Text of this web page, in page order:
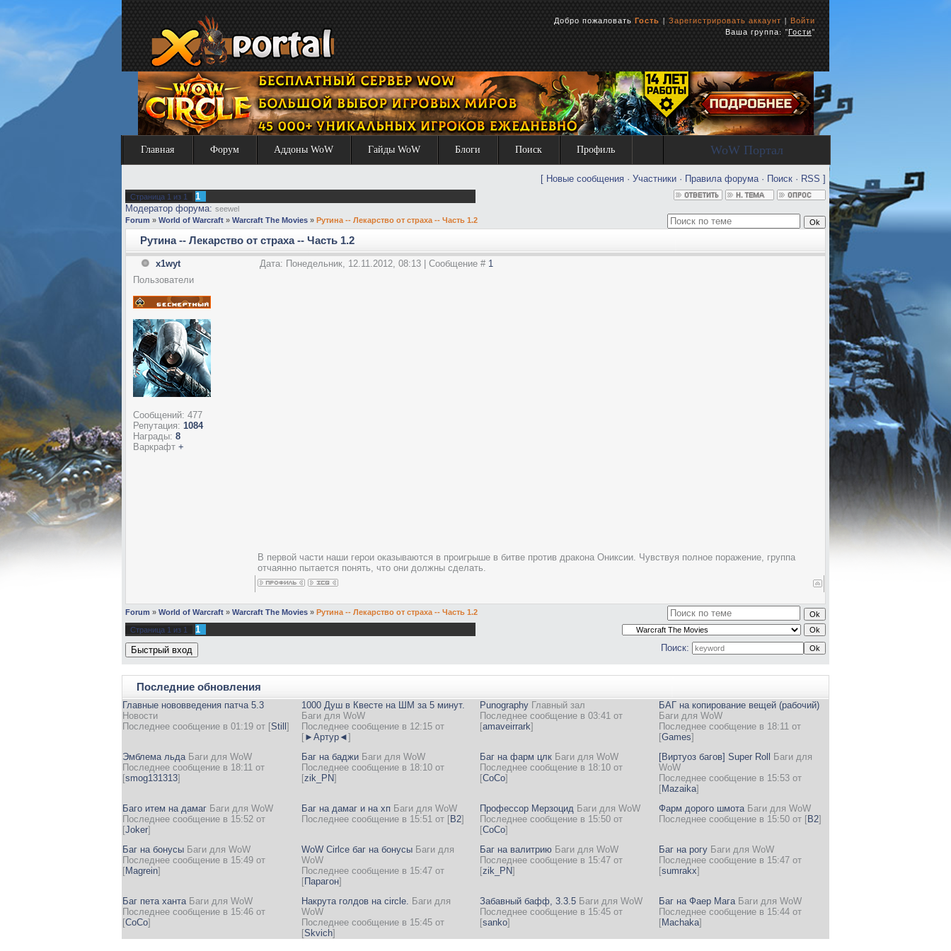
Добро пожаловать Гость | Зарегистрировать аккаунт | Войти
Ваша группа: "Гости"
Главная Форум Аддоны WoW Гайды WoW Блоги Поиск Профиль WoW Портал
[ Новые сообщения · Участники · Правила форума· Поиск · RSS ]
Страница 1 из 1
1
Модератор форума: seewel
Forum » World of Warcraft » Warcraft The Movies » Рутина -- Лекарство от страха -- Часть 1.2
Рутина -- Лекарство от страха -- Часть 1.2
x1wyt Дата: Понедельник, 12.11.2012, 08:13 | Сообщение # 1
Пользователи
Сообщений: 477
Репутация: 1084
Награды: 8
Варкрафт +
В первой части наши герои оказываются в проигрыше в битве против дракона Ониксии. Чувствуя полное поражение, группа
отчаянно пытается понять, что они должны сделать.
Forum » World of Warcraft » Warcraft The Movies » Рутина -- Лекарство от страха -- Часть 1.2
Страница 1 из 1
1
Поиск:
Последние обновления
Главные нововведения патча 5.3
Новости
Последнее сообщение в 01:19 от [Still ]
1000 Душ в Квесте на ШМ за 5 минут.
Баги для WoW
Последнее сообщение в 12:15 от
[►Артур◄]
Punography Главный зал
Последнее сообщение в 03:41 от
[amaveirrark]
БАГ на копирование вещей (рабочий)
Баги для WoW
Последнее сообщение в 18:11 от
[Games]
Эмблема льда Баги для WoW
Последнее сообщение в 18:11 от
[smog131313]
Баг на баджи Баги для WoW
Последнее сообщение в 18:10 от
[zik_PN]
Баг на фарм цлк Баги для WoW
Последнее сообщение в 18:10 от
[CoCo]
[Виртуоз багов] Super Roll
Баги для
WoW
Последнее сообщение в 15:53 от
[Mazaika]
Баго итем на дамаг Баги для WoW
Последнее сообщение в 15:52 от
[Joker]
Баг на дамаг и на хп Баги для WoW
Последнее сообщение в 15:51 от [B2]
Профессор Мерзоцид Баги для WoW
Последнее сообщение в 15:50 от
[CoCo]
Фарм дорого шмота Баги для WoW
Последнее сообщение в 15:50 от [B2]
Баг на бонусы Баги для WoW
Последнее сообщение в 15:49 от
[Magrein]
WoW Cirlce баг на бонусы Баги для
WoW
Последнее сообщение в 15:47 от
[Парагон]
Баг на валитрию Баги для WoW
Последнее сообщение в 15:47 от
[zik_PN]
Баг на рогу Баги для WoW
Последнее сообщение в 15:47 от
[sumrakx]
Баг пета ханта Баги для WoW
Последнее сообщение в 15:46 от
[CoCo]
Накрута голдов на circle. Баги для
WoW
Последнее сообщение в 15:45 от
[Skvich]
Забавный бафф, 3.3.5 Баги для WoW
Последнее сообщение в 15:45 от
[sanko]
Баг на Фаер Мага Баги для WoW
Последнее сообщение в 15:44 от
[Machaka]